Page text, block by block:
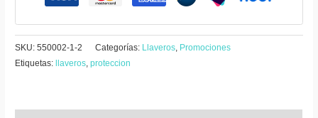
SKU:550002-1-2 Categorías: Llaveros Promociones
Etiquetas:llaveros ,proteccion